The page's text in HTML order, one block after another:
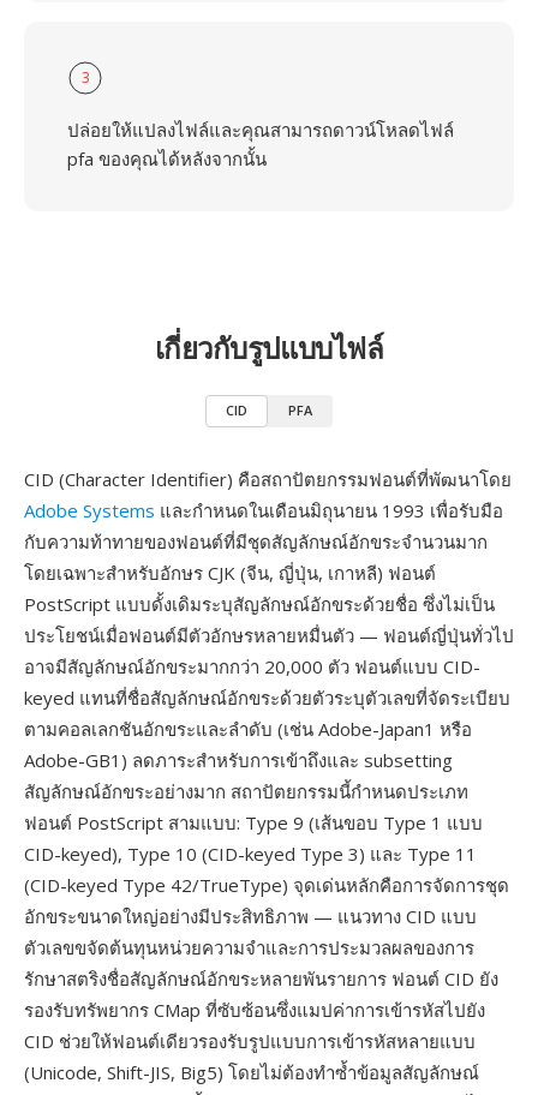
3
ปล่อยให้แปลงไฟล์และคุณสามารถดาวน์โหลดไฟล์
pfa ของคุณได้หลังจากนั้น
เกี่ยวกับรูปแบบไฟล์
CID PFA
CID (Character Identifier) คือสถาปัตยกรรมฟอนต์ที่พัฒนาโดย
Adobe Systems และกำหนดในเดือนมิถุนายน 1993 เพื่อรับมือ
กับความท้าทายของฟอนต์ที่มีชุดสัญลักษณ์อักขระจำนวนมาก
โดยเฉพาะสำหรับอักษร CJK (จีน, ญี่ปุ่น, เกาหลี) ฟอนต์
PostScript แบบดั้งเดิมระบุสัญลักษณ์อักขระด้วยชื่อ ซึ่งไม่เป็น
ประโยชน์เมื่อฟอนต์มีตัวอักษรหลายหมื่นตัว — ฟอนต์ญี่ปุ่นทั่วไป
อาจมีสัญลักษณ์อักขระมากกว่า 20,000 ตัว ฟอนต์แบบ CID-
keyed แทนที่ชื่อสัญลักษณ์อักขระด้วยตัวระบุตัวเลขที่จัดระเบียบ
ตามคอลเลกชันอักขระและลำดับ (เช่น Adobe-Japan1 หรือ
Adobe-GB1) ลดภาระสำหรับการเข้าถึงและ subsetting
สัญลักษณ์อักขระอย่างมาก สถาปัตยกรรมนี้กำหนดประเภท
ฟอนต์ PostScript สามแบบ: Type 9 (เส้นขอบ Type 1 แบบ
CID-keyed), Type 10 (CID-keyed Type 3) และ Type 11
(CID-keyed Type 42/TrueType) จุดเด่นหลักคือการจัดการชุด
อักขระขนาดใหญ่อย่างมีประสิทธิภาพ — แนวทาง CID แบบ
ตัวเลขขจัดต้นทุนหน่วยความจำและการประมวลผลของการ
รักษาสตริงชื่อสัญลักษณ์อักขระหลายพันรายการ ฟอนต์ CID ยัง
รองรับทรัพยากร CMap ที่ซับซ้อนซึ่งแมปค่าการเข้ารหัสไปยัง
CID ช่วยให้ฟอนต์เดียวรองรับรูปแบบการเข้ารหัสหลายแบบ
(Unicode, Shift-JIS, Big5) โดยไม่ต้องทำซ้ำข้อมูลสัญลักษณ์